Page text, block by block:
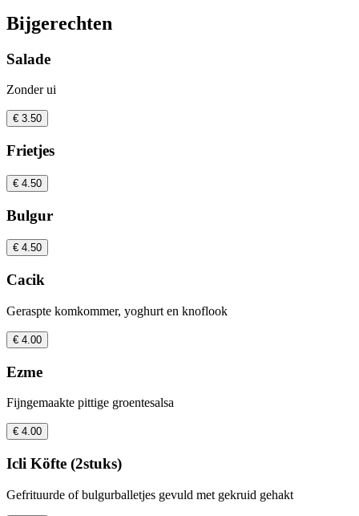
Bijgerechten
Salade
Zonder ui
€ 3.50
Frietjes
€ 4.50
Bulgur
€ 4.50
Cacik
Geraspte komkommer, yoghurt en knoflook
€ 4.00
Ezme
Fijngemaakte pittige groentesalsa
€ 4.00
Icli Köfte (2stuks)
Gefrituurde of bulgurballetjes gevuld met gekruid gehakt